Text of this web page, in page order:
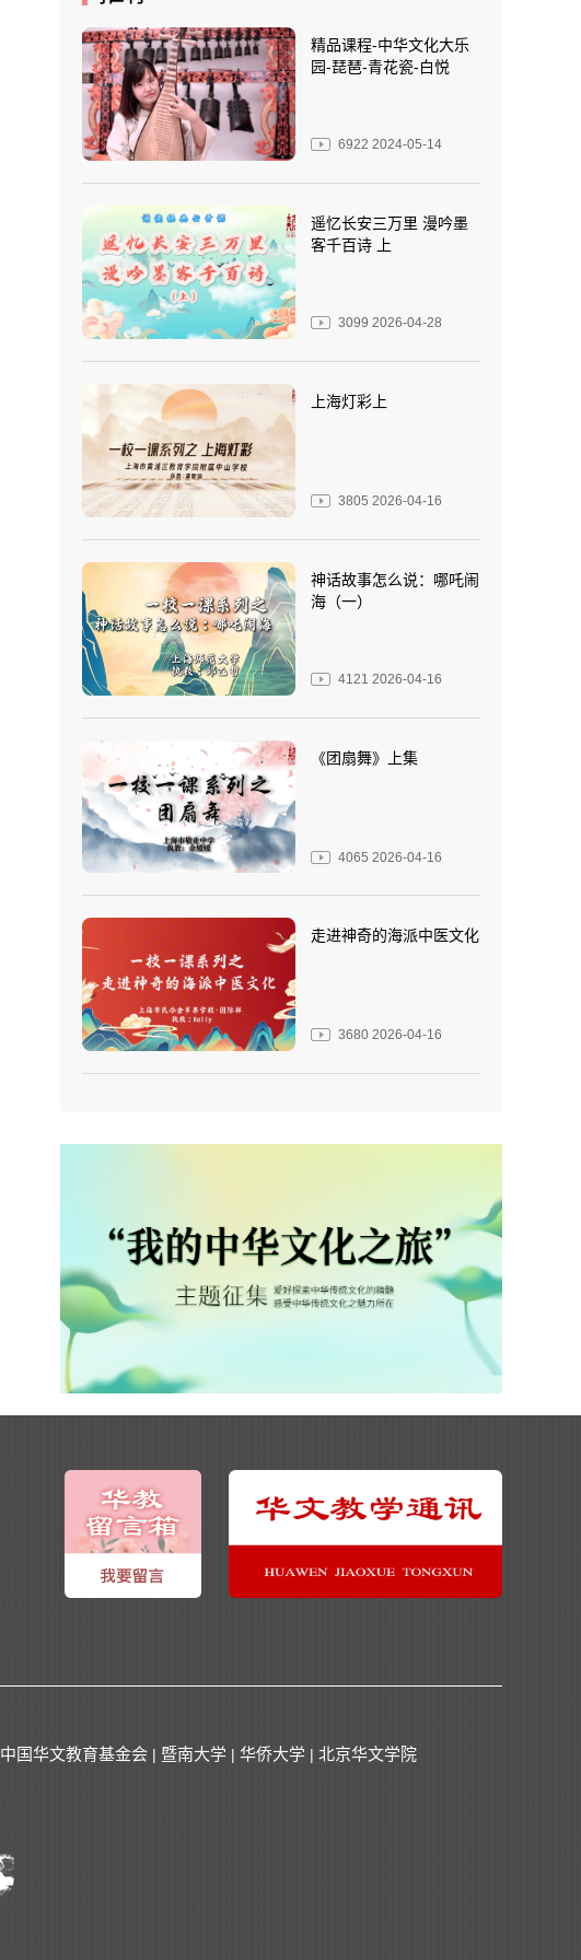
精品课程-中华文化大乐
园-琵琶-青花瓷-白悦
6922 2024-05-14
遥忆长安三万里 漫吟墨
客千百诗 上
3099 2026-04-28
上海灯彩上
3805 2026-04-16
神话故事怎么说：哪吒闹
海（一）
4121 2026-04-16
《团扇舞》上集
4065 2026-04-16
走进神奇的海派中医文化
3680 2026-04-16
中国华文教育基金会 | 暨南大学 | 华侨大学 | 北京华文学院